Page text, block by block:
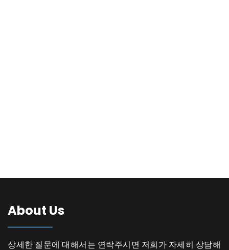
About Us
상세한 질문에 대해서는 연락주시면 저희가 자세히 상담해